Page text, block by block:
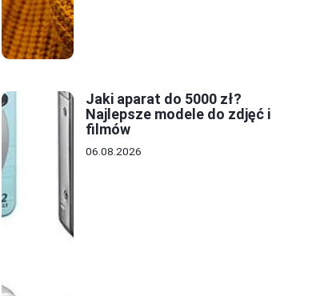
Jaki aparat do 5000 zł?
Najlepsze modele do zdjęć i
filmów
06.08.2026